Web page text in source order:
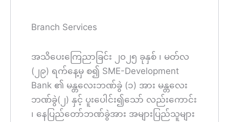
Branch Services
အသိပေးကြေညာခြင်း ၂၀၂၅ ခုနှစ် ၊ မတ်လ
(၂၉) ရက်နေ့မှ စ၍ SME-Development
Bank ၏ မန္တလေးဘဏ်ခွဲ (၁) အား မန္တလေး
ဘဏ်ခွဲ(၂) နှင့် ပူးပေါင်း၍သော် လည်းကောင်း
၊ နေပြည်တော်ဘဏ်ခွဲအား အများပြည်သူများ